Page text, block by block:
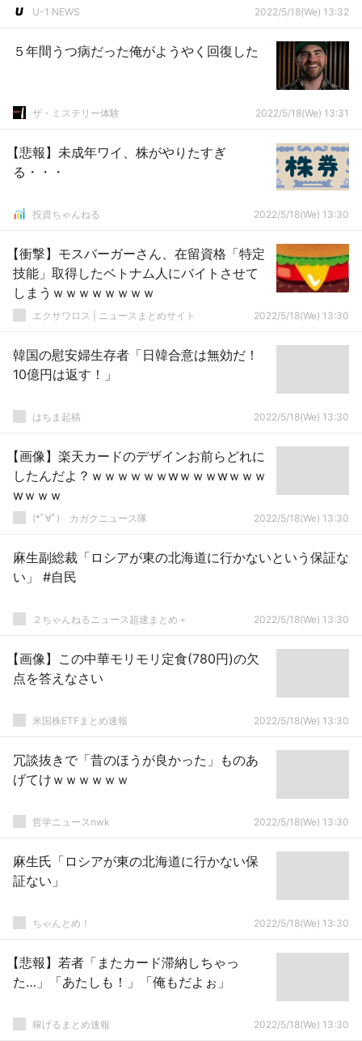
U-1 NEWS 2022/5/18(We) 13:32
５年間うつ病だった俺がようやく回復した
ザ・ミステリー体験 2022/5/18(We) 13:31
【悲報】未成年ワイ、株がやりたすぎ
る・・・
投資ちゃんねる 2022/5/18(We) 13:30
【衝撃】モスバーガーさん、在留資格「特定
技能」取得したベトナム人にバイトさせて
しまうｗｗｗｗｗｗｗｗ
エクサワロス | ニュースまとめサイト 2022/5/18(We) 13:30
韓国の慰安婦生存者「日韓合意は無効だ！
10億円は返す！」
はちま起稿 2022/5/18(We) 13:30
【画像】楽天カードのデザインお前らどれに
したんだよ？ｗｗｗｗｗｗwｗｗｗwｗｗｗ
wｗｗｗ
(*ﾟ∀ﾟ)ゞカガクニュース隊 2022/5/18(We) 13:30
麻生副総裁「ロシアが東の北海道に行かないという保証な
い」 #自民
２ちゃんねるニュース超速まとめ＋ 2022/5/18(We) 13:30
【画像】この中華モリモリ定食(780円)の欠
点を答えなさい
米国株ETFまとめ速報 2022/5/18(We) 13:30
冗談抜きで「昔のほうが良かった」ものあ
げてけｗｗｗｗｗｗ
哲学ニュースnwk 2022/5/18(We) 13:30
麻生氏「ロシアが東の北海道に行かない保
証ない」
ちゃんとめ！ 2022/5/18(We) 13:30
【悲報】若者「またカード滞納しちゃっ
た…」「あたしも！」「俺もだよぉ」
稼げるまとめ速報 2022/5/18(We) 13:30